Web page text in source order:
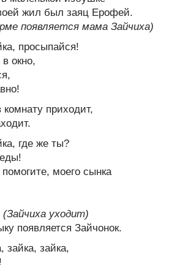
жил был заяц Ерофей.
появляется мама Зайчиха)
просыпайся!
окно,
приходит,
где же ты?
моего сынка
(Зайчиха уходит)
появляется Зайчонок.
зайка, зайка,